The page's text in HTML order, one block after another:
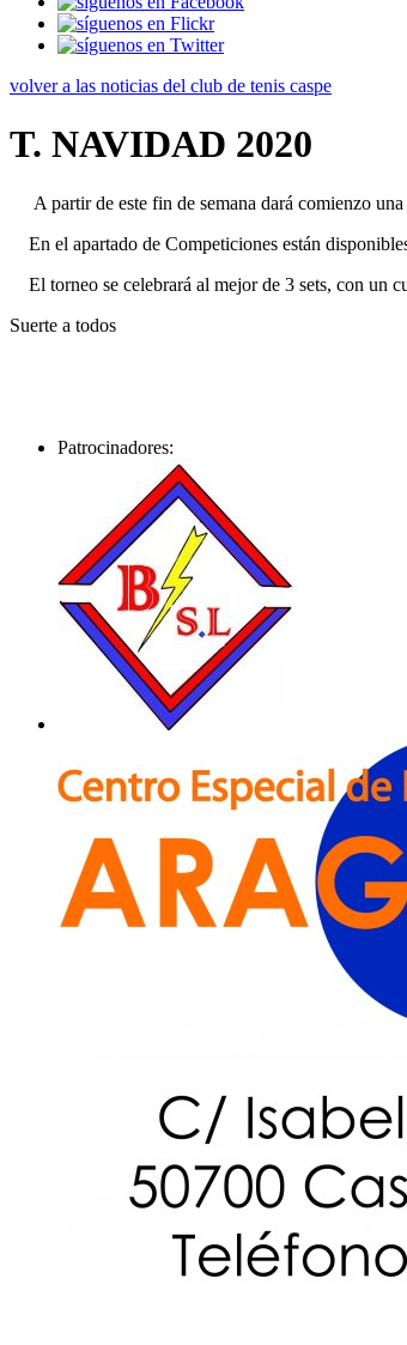
volver a las noticias del club de tenis caspe
T. NAVIDAD 2020
A partir de este fin de semana dará comienzo
En el apartado de Competiciones están
El torneo se celebrará al mejor de 3 sets, con un
Suerte a todos
Patrocinadores: